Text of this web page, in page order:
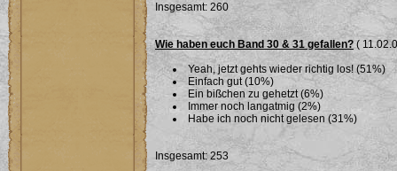
Insgesamt: 260
Wie haben euch Band 30 & 31 gefallen? (
Yeah, jetzt gehts wieder richtig los! (51%)
Einfach gut (10%)
Ein bißchen zu gehetzt (6%)
Immer noch langatmig (2%)
Habe ich noch nicht gelesen (31%)
Insgesamt: 253